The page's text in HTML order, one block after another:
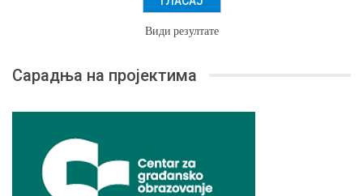
Види резултате
Сарадња на пројектима